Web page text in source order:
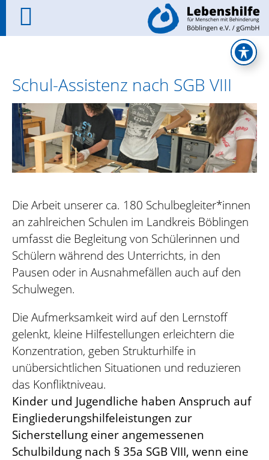
Schul-Assistenz nach SGB VIII
Die Arbeit unserer ca. 180 Schulbegleiter*innen
an zahlreichen Schulen im Landkreis Böblingen
umfasst die Begleitung von Schülerinnen und
Schülern während des Unterrichts, in den
Pausen oder in Ausnahmefällen auch auf den
Schulwegen.
Die Aufmerksamkeit wird auf den Lernstoff
gelenkt, kleine Hilfestellungen erleichtern die
Konzentration, geben Strukturhilfe in
unübersichtlichen Situationen und reduzieren
das Konfliktniveau.
Kinder und Jugendliche haben Anspruch auf
Eingliederungshilfeleistungen zur
Sicherstellung einer angemessenen
Schulbildung nach § 35a SGB VIII, wenn eine